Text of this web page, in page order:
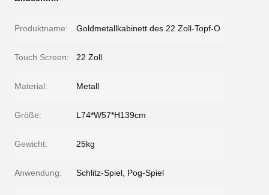
Produktname: Goldmetallkabinett des 22 Zoll-Topf-O
Touch Screen: 22 Zoll
Material: Metall
Größe: L74*W57*H139cm
Gewicht: 25kg
Anwendung: Schlitz-Spiel, Pog-Spiel